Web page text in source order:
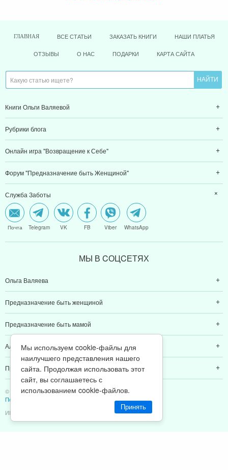
ГЛАВНАЯ ВСЕ СТАТЬИ ЗАКАЗАТЬ КНИГИ НАШИ ПЛАТЬЯ
ОТЗЫВЫ О НАС ПОДАРКИ КАРТА САЙТА
Книги Ольги Валяевой
Рубрики блога
Онлайн игра "Возвращение к Себе"
Форум "Предназначение быть Женщиной"
Служба Заботы
Почта Telegram VK FB Viber WhatsApp
МЫ В CОЦCЕТЯХ
Ольга Валяева
Предназначение быть женщиной
Предназначение быть мамой
Алексей Валяев
Предназначение быть папой
© 2011-2026 Предназначение быть Женщиной
Политика конфиденциальности
ИП Валяев А. В. | ИНН 380111808709
Мы используем cookie-файлы для
наилучшего представления нашего
сайта. Продолжая использовать этот
сайт, вы соглашаетесь с
использованием cookie-файлов.
Принять